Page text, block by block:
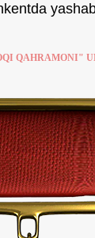
QAHRAMONI"